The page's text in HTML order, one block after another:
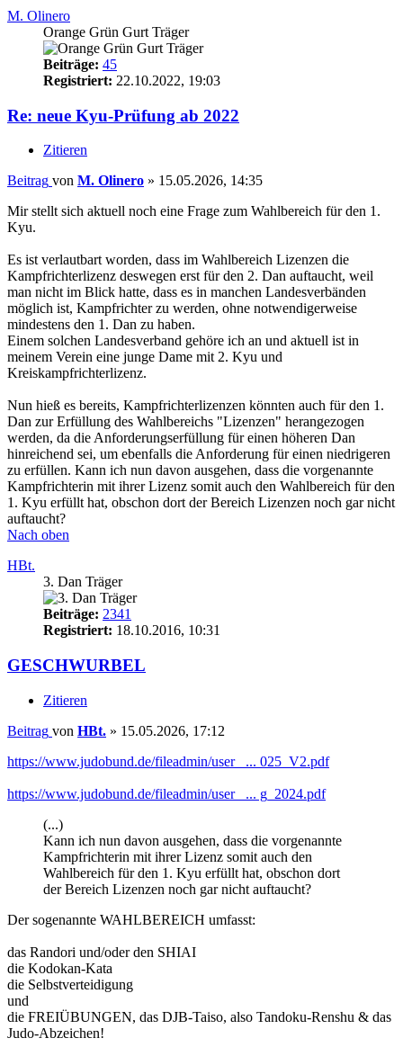
M. Olinero
Orange Grün Gurt Träger
Beiträge: 45
Registriert: 22.10.2022, 19:03
Re: neue Kyu-Prüfung ab 2022
Zitieren
Beitrag von M. Olinero » 15.05.2026, 14:35
Mir stellt sich aktuell noch eine Frage zum Wahlbereich für den 1.
Kyu.
Es ist verlautbart worden, dass im Wahlbereich Lizenzen die
Kampfrichterlizenz deswegen erst für den 2. Dan auftaucht, weil
man nicht im Blick hatte, dass es in manchen Landesverbänden
möglich ist, Kampfrichter zu werden, ohne notwendigerweise
mindestens den 1. Dan zu haben.
Einem solchen Landesverband gehöre ich an und aktuell ist in
meinem Verein eine junge Dame mit 2. Kyu und
Kreiskampfrichterlizenz.
Nun hieß es bereits, Kampfrichterlizenzen könnten auch für den 1.
Dan zur Erfüllung des Wahlbereichs "Lizenzen" herangezogen
werden, da die Anforderungserfüllung für einen höheren Dan
hinreichend sei, um ebenfalls die Anforderung für einen niedrigeren
zu erfüllen. Kann ich nun davon ausgehen, dass die vorgenannte
Kampfrichterin mit ihrer Lizenz somit auch den Wahlbereich für den
1. Kyu erfüllt hat, obschon dort der Bereich Lizenzen noch gar nicht
auftaucht?
Nach oben
HBt.
3. Dan Träger
Beiträge: 2341
Registriert: 18.10.2016, 10:31
GESCHWURBEL
Zitieren
Beitrag von HBt. » 15.05.2026, 17:12
https://www.judobund.de/fileadmin/user_ ... 025_V2.pdf
https://www.judobund.de/fileadmin/user_ ... g_2024.pdf
(...)
Kann ich nun davon ausgehen, dass die vorgenannte
Kampfrichterin mit ihrer Lizenz somit auch den
Wahlbereich für den 1. Kyu erfüllt hat, obschon dort
der Bereich Lizenzen noch gar nicht auftaucht?
Der sogenannte WAHLBEREICH umfasst:
das Randori und/oder den SHIAI
die Kodokan-Kata
die Selbstverteidigung
und
die FREIÜBUNGEN, das DJB-Taiso, also Tandoku-Renshu & das
Judo-Abzeichen!